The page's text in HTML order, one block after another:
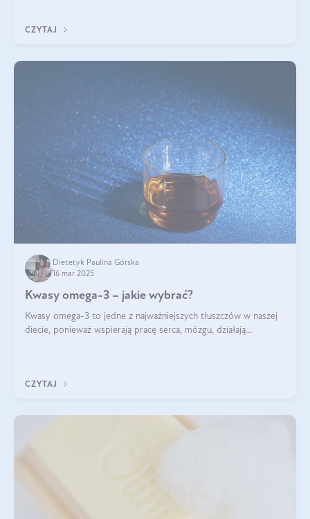
CZYTAJ
Dietetyk Paulina Górska
16 mar 2025
Kwasy omega-3 – jakie wybrać?
Kwasy omega-3 to jedne z najważniejszych tłuszczów w naszej
diecie, ponieważ wspierają pracę serca, mózgu, działają
CZYTAJ